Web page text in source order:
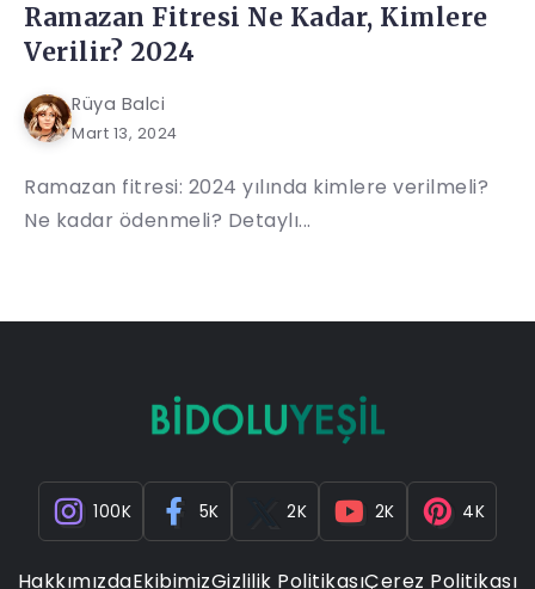
Ramazan Fitresi Ne Kadar, Kimlere
Verilir? 2024
Rüya Balci
Mart 13, 2024
Ramazan fitresi: 2024 yılında kimlere verilmeli?
Ne kadar ödenmeli? Detaylı...
100K 5K 2K 2K 4K
HakkımızdaEkibimizGizlilik PolitikasıÇerez Politikası